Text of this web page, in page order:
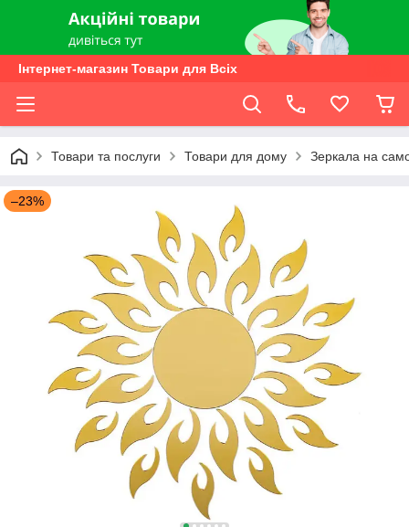
Інтернет-магазин Товари для Всіх
Товари та послуги Товари для дому Зеркала на
–23%